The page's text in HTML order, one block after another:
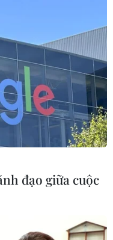
định sử dụng
cáo
tin và Truyền thông
093.5958688, Email:
đạo giữa cuộc